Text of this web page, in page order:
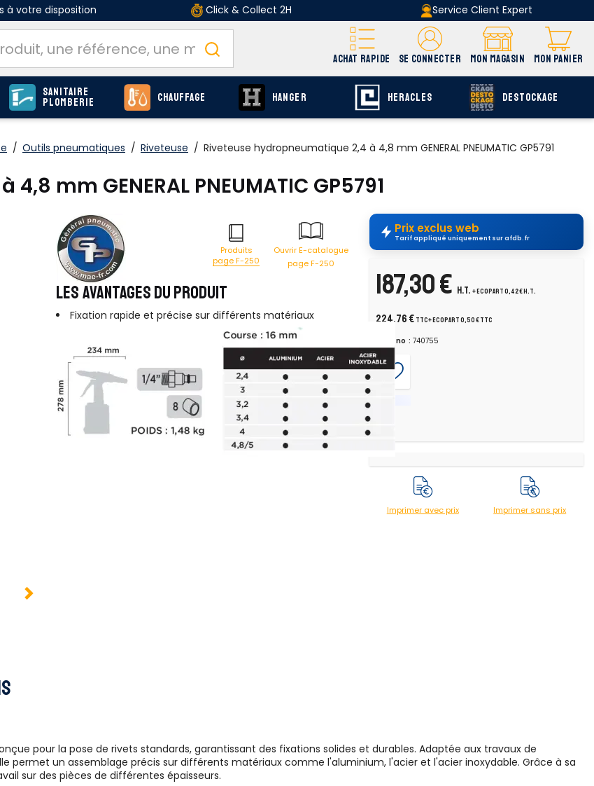
à votre disposition Click & Collect 2H Service Client Expert
ACHAT RAPIDE SE CONNECTER MON MAGASIN MON PANIER
Sanitaire
Plomberie Chauffage HANGER HERACLES DESTOCKAGE
/ Outils pneumatiques / Riveteuse / Riveteuse hydropneumatique 2,4 à 4,8 mm GENERAL PNEUMATIC GP5791
mm GENERAL PNEUMATIC GP5791
Produits
page F-250
Ouvrir E-catalogue
page F-250
LES AVANTAGES DU PRODUIT
Fixation rapide et précise sur différents matériaux
Utilisation prolongée sans fatigue grâce à sa légèreté
Compatible avec les systèmes pneumatiques standards
Prix exclus web
Tarif appliqué uniquement sur afdb.fr
187,30 € H.T. + ecopart 0,42 € H.T.
224,76 € TTC+ ecopart 0,50 € TTC
Chrono : 740755
Imprimer avec prix Imprimer sans prix
pour la pose de rivets standards, garantissant des fixations solides et durables. Adaptée aux travaux de
permet un assemblage précis sur différents matériaux comme l'aluminium, l'acier et l'acier inoxydable. Grâce à sa
sur des pièces de différentes épaisseurs.